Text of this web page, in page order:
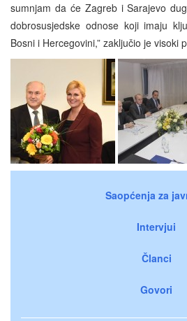
sumnjam da će Zagreb i Sarajevo
dobrosusjedske odnose koji imaju
Bosni i Hercegovini,” zaključio je visoki
Saopćenja za
Intervjui
Članci
Govori